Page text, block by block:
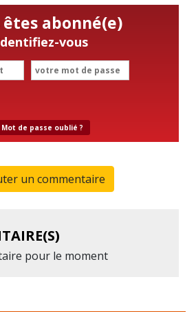
êtes abonné(e)
vous
Mot de passe oublié ?
un commentaire
pour le moment